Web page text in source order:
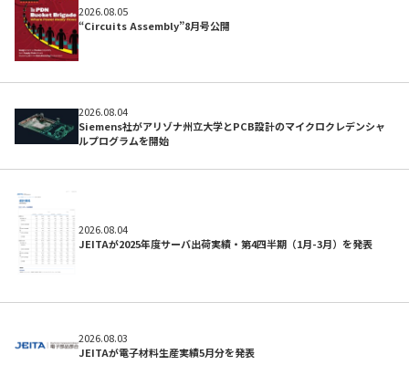
初めての方へ
2026.08.05
“Circuits Assembly”8月号公開
2026.08.04
Siemens社がアリゾナ州立大学とPCB設計のマイクロクレデンシャ
ルプログラムを開始
2026.08.04
JEITAが2025年度サーバ出荷実績・第4四半期（1月-3月）を発表
2026.08.03
JEITAが電子材料生産実績5月分を発表